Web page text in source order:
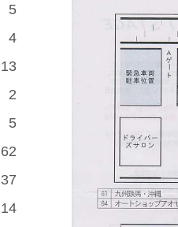
5
4
13
2
5
62
37
14